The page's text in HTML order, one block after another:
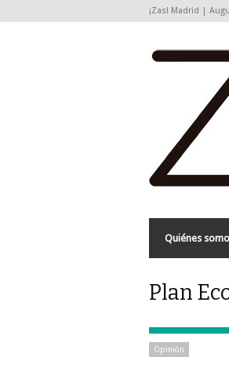
¡Zas! Madrid |
Quiénes
Plan
Opinión